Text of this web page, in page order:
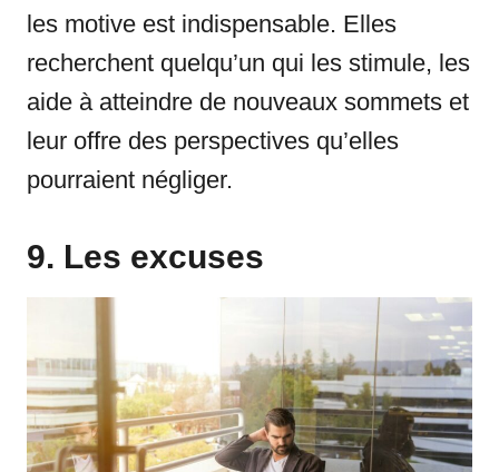
les motive est indispensable. Elles
recherchent quelqu’un qui les stimule, les
aide à atteindre de nouveaux sommets et
leur offre des perspectives qu’elles
pourraient négliger.
9. Les excuses